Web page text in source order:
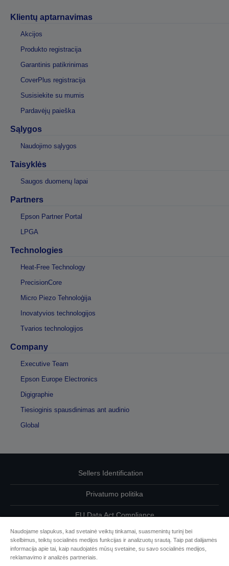
Klientų aptarnavimas
Akcijos
Produkto registracija
Garantinis patikrinimas
CoverPlus registracija
Susisiekite su mumis
Pardavėjų paieška
Sąlygos
Naudojimo sąlygos
Taisyklės
Saugos duomenų lapai
Partners
Epson Partner Portal
LPGA
Technologies
Heat-Free Technology
PrecisionCore
Micro Piezo Tehnoloģija
Inovatyvios technologijos
Tvarios technologijos
Company
Executive Team
Epson Europe Electronics
Digigraphie
Tiesioginis spausdinimas ant audinio
Global
Sellers Identification
Privatumo politika
EU Data Act Compliance
Susisiekite su mumis dėl savo duomenų
Cookie Information
Naudojame slapukus, kad svetainė veiktų tinkamai, suasmenintų turinį bei
skelbimus, teiktų socialinės medijos funkcijas ir analizuotų srautą. Taip pat dalijamės
informacija apie tai, kaip naudojatės mūsų svetaine, su savo socialinės medijos,
reklamavimo ir analizės partneriais.